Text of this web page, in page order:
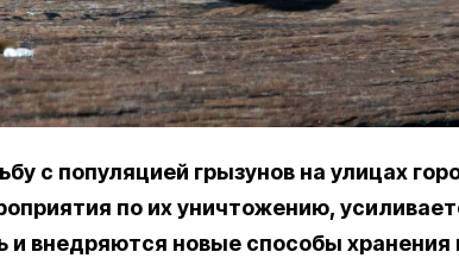
с популяцией грызунов на улицах
по их уничтожению,
и внедряются новые способы хранения